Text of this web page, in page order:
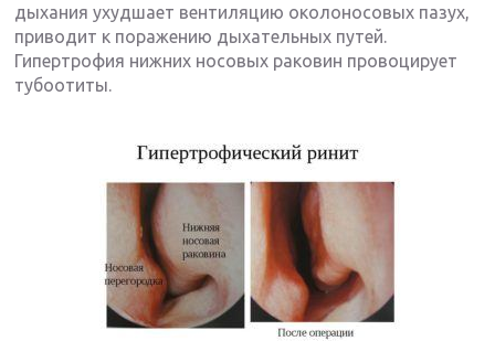
дыхания ухудшает вентиляцию околоносовых пазух,
приводит к поражению дыхательных путей.
Гипертрофия нижних носовых раковин провоцирует
тубоотиты.